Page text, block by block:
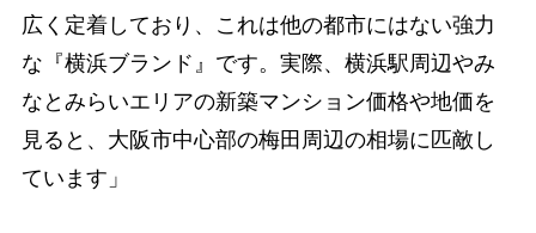
広く定着しており、これは他の都市にはない強力
な『横浜ブランド』です。実際、横浜駅周辺やみ
なとみらいエリアの新築マンション価格や地価を
見ると、大阪市中心部の梅田周辺の相場に匹敵し
ています」